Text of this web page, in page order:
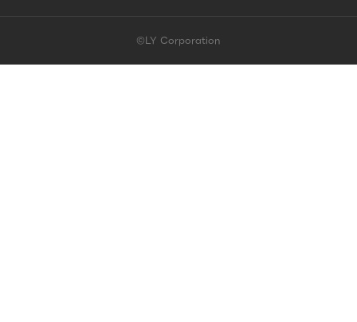
©LY Corporation
このコンテンツは掲載が終了しました | LINE占い